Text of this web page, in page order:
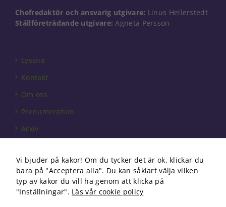
Chefredaktör och ansvarig utgivare: Linus Hellerstedt
Ställföreträdande utgivare: Agneta Persson
Lyssna
Kontakt
Om oss
Prenumeration
Arkiv
Förbundet
Om cookies
Vi bjuder på kakor! Om du tycker det är ok, klickar du
bara på "Acceptera alla". Du kan såklart välja vilken
typ av kakor du vill ha genom att klicka på
"Inställningar". Läs vår cookie policy